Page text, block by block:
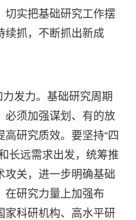
切实把基础研究工作摆
续抓，不断抓出新成
发力。基础研究周期
必须加强谋划、有的放
研究质效。要坚持“四
长远需求出发，统筹推
攻关，进一步明确基础
在研究力量上加强布
家科研机构、高水平研